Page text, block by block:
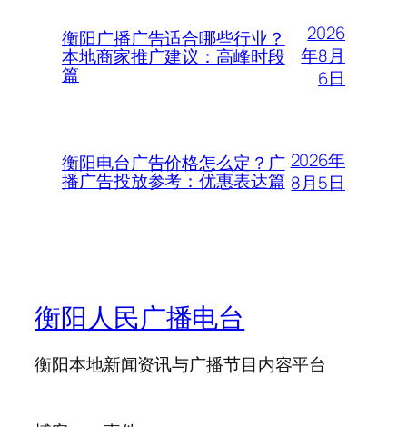
衡阳广播广告适合哪些行业？
本地商家推广建议：高峰时段
篇
2026
年8月
6日
衡阳电台广告价格怎么定？广
播广告投放参考：优惠表达篇
2026年
8月5日
衡阳人民广播电台
衡阳本地新闻资讯与广播节目内容平台